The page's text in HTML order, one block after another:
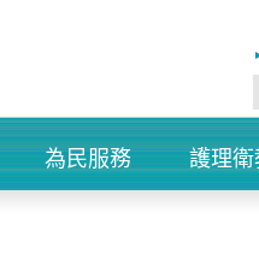
+
為民服務
+
護理衛